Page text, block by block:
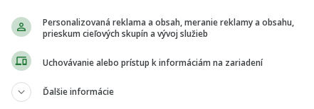
4
Dobré správy z najväčších
nemocníc. Výstavba veľkých
dôležité míľniky
Personalizovaná reklama a obsah, meranie reklamy a obsahu,
prieskum cieľových skupín a vývoj služieb
Uchovávanie alebo prístup k informáciám na zariadení
Ďalšie informácie